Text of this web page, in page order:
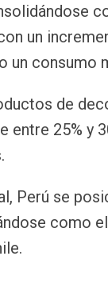
un
un
de
entre 25% y
Perú se
como